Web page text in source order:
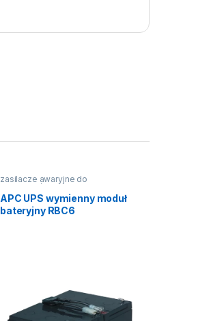
zasilacze awaryjne do
komputerów
APC UPS wymienny moduł
bateryjny RBC6